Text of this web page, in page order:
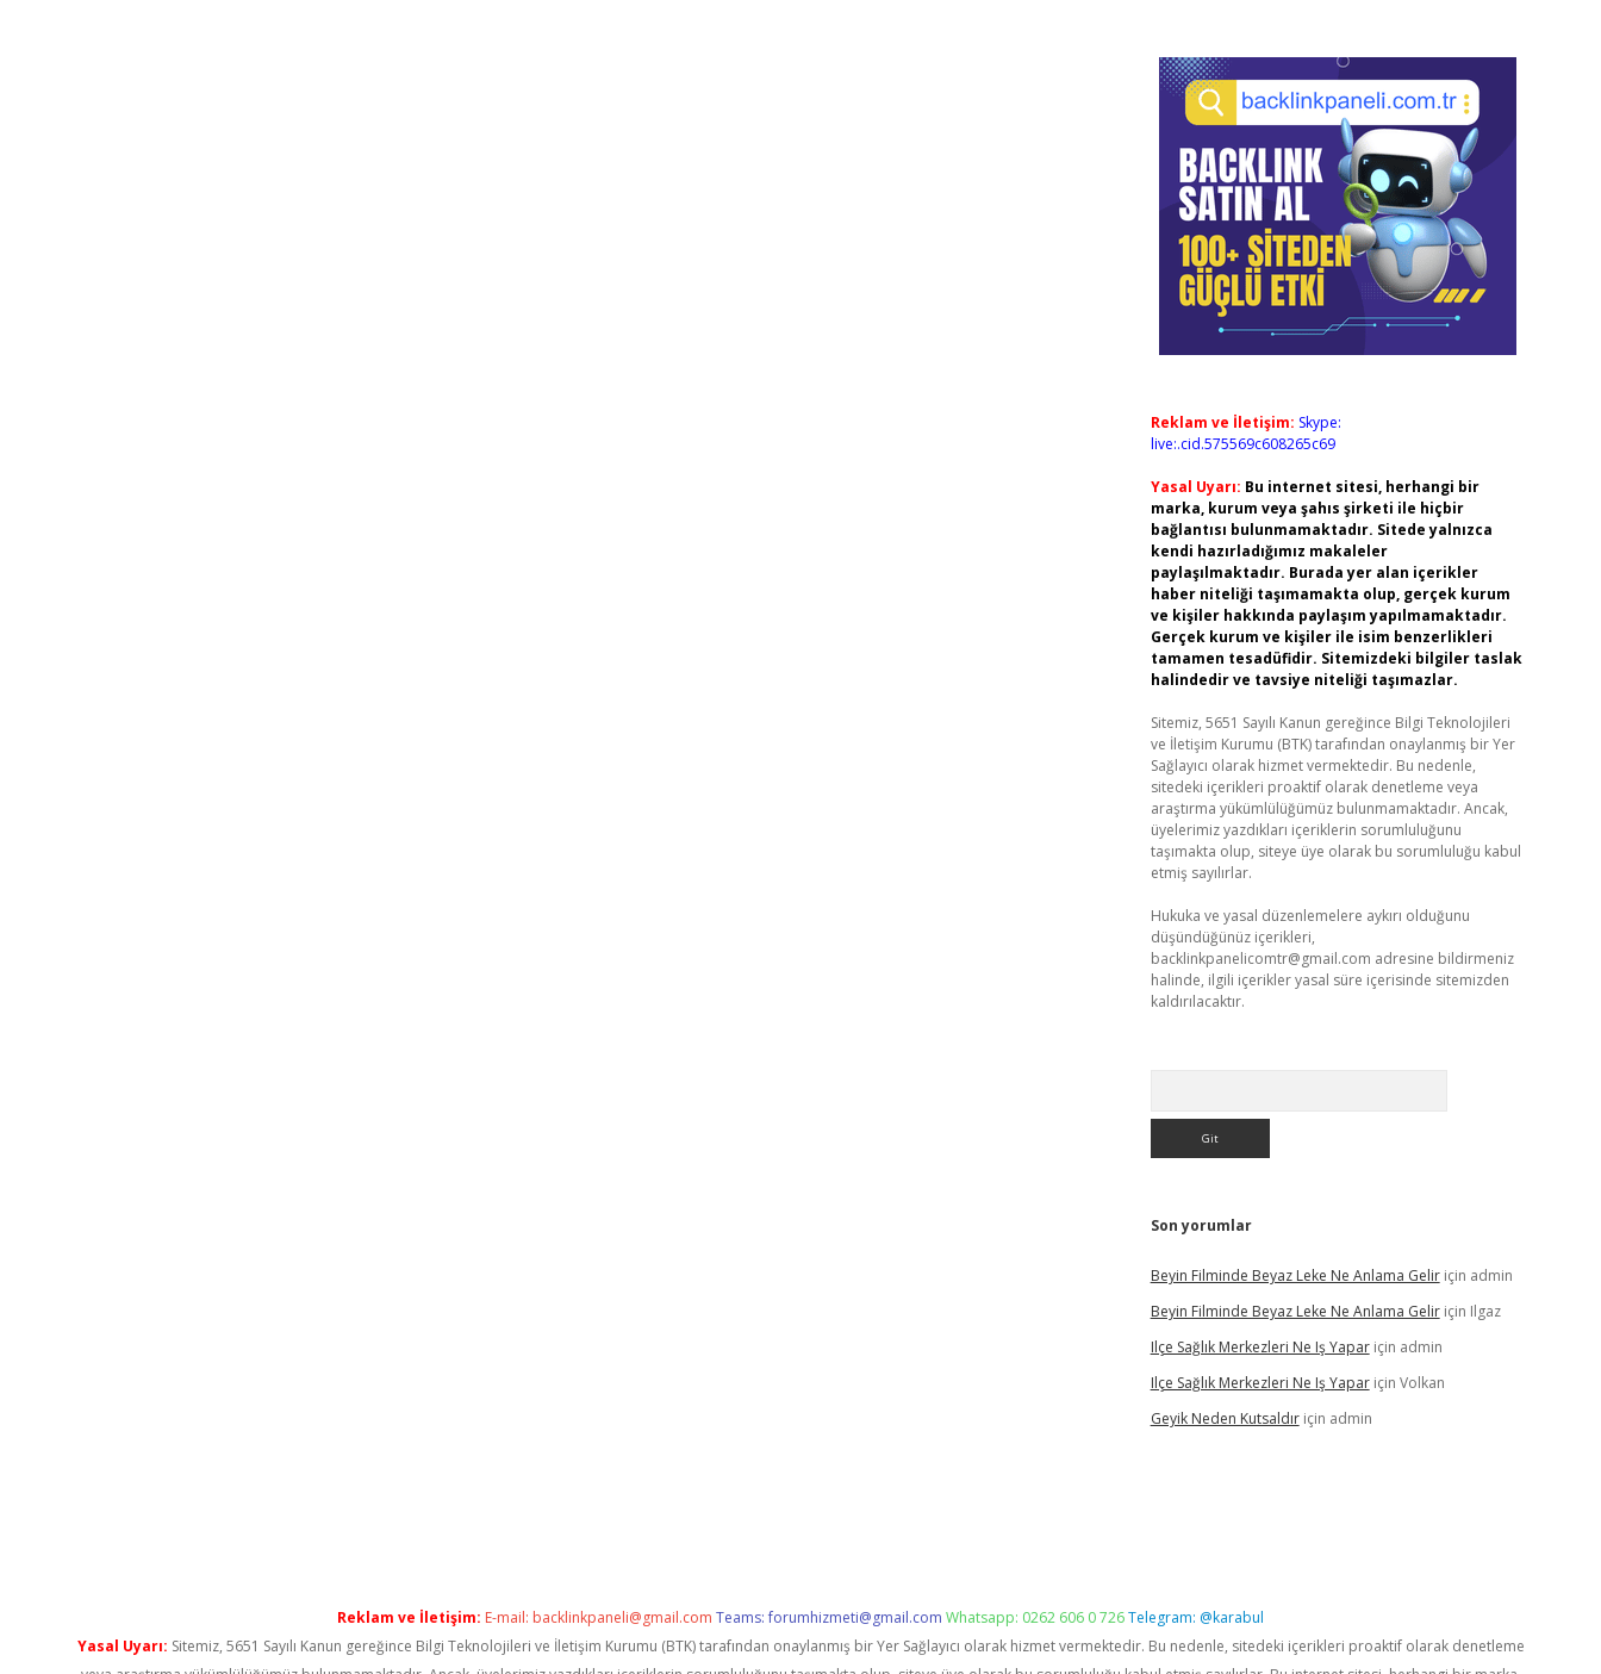
Reklam ve İletişim: Skype:
live:.cid.575569c608265c69
Yasal Uyarı: Bu internet sitesi, herhangi bir
marka, kurum veya şahıs şirketi ile hiçbir
bağlantısı bulunmamaktadır. Sitede yalnızca
kendi hazırladığımız makaleler
paylaşılmaktadır. Burada yer alan içerikler
haber niteliği taşımamakta olup, gerçek kurum
ve kişiler hakkında paylaşım yapılmamaktadır.
Gerçek kurum ve kişiler ile isim benzerlikleri
tamamen tesadüfidir. Sitemizdeki bilgiler taslak
halindedir ve tavsiye niteliği taşımazlar.
Sitemiz, 5651 Sayılı Kanun gereğince Bilgi Teknolojileri
ve İletişim Kurumu (BTK) tarafından onaylanmış bir Yer
Sağlayıcı olarak hizmet vermektedir. Bu nedenle,
sitedeki içerikleri proaktif olarak denetleme veya
araştırma yükümlülüğümüz bulunmamaktadır. Ancak,
üyelerimiz yazdıkları içeriklerin sorumluluğunu
taşımakta olup, siteye üye olarak bu sorumluluğu kabul
etmiş sayılırlar.
Hukuka ve yasal düzenlemelere aykırı olduğunu
düşündüğünüz içerikleri,
backlinkpanelicomtr@gmail.com adresine bildirmeniz
halinde, ilgili içerikler yasal süre içerisinde sitemizden
kaldırılacaktır.
Son yorumlar
Beyin Filminde Beyaz Leke Ne Anlama Geliriçin admin
Beyin Filminde Beyaz Leke Ne Anlama Geliriçin Ilgaz
Ilçe Sağlık Merkezleri Ne Iş Yapariçin admin
Ilçe Sağlık Merkezleri Ne Iş Yapariçin Volkan
Geyik Neden Kutsaldıriçin admin
Reklam ve İletişim: E-mail: backlinkpaneli@gmail.com Teams:forumhizmeti@gmail.com Whatsapp: 0262 606 0 726Telegram: @karabul
Yasal Uyarı: Sitemiz, 5651 Sayılı Kanun gereğince Bilgi Teknolojileri ve İletişim Kurumu (BTK) tarafından onaylanmış bir Yer Sağlayıcı olarak hizmet vermektedir. Bu nedenle, sitedeki içerikleri proaktif olarak denetleme